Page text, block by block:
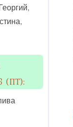
Георгий,
,
(ПТ):